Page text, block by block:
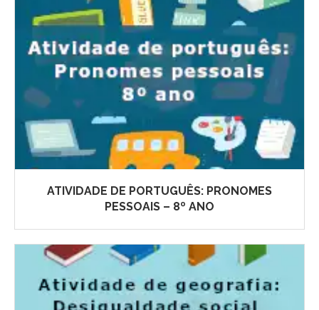
ATIVIDADE DE PORTUGUÊS: PRONOMES
PESSOAIS – 8º ANO